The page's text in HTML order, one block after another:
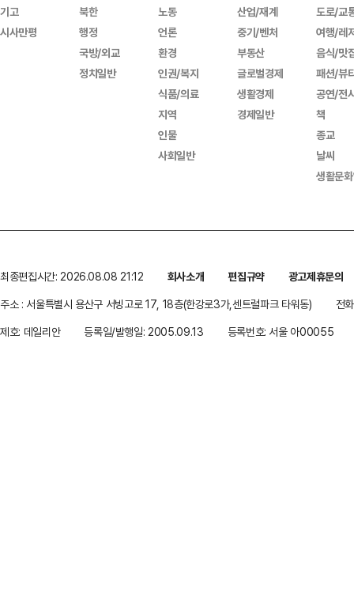
기고
시사만평
북한
행정
국방/외교
정치일반
노동
언론
환경
인권/복지
식품/의료
지역
인물
사회일반
산업/재계
중기/벤처
부동산
글로벌경제
생활경제
경제일반
도로/교
여행/레
음식/맛
패션/뷰
공연/전
책
종교
날씨
생활문
최종편집시간: 2026.08.08 21:12 회사소개 편집규약
광고제휴문의
주소 : 서울특별시 용산구 서빙고로 17, 18층(한강로3가,센트럴파크 타워동)
전
제호: 데일리안
등록일/발행일: 2005.09.13 등록번호: 서울 아00055